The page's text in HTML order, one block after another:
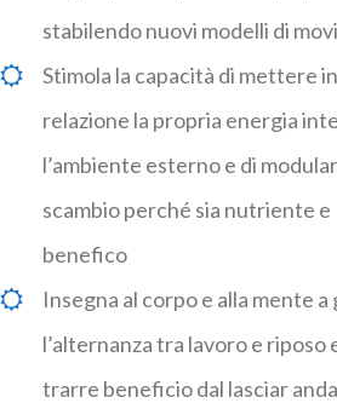
stabilendo nuovi modelli di
Stimola la capacità di mettere
relazione la propria energia
l’ambiente esterno e di
scambio perché sia nutriente e
benefico
Insegna al corpo e alla mente
l’alternanza tra lavoro e riposo
trarre beneficio dal lasciar